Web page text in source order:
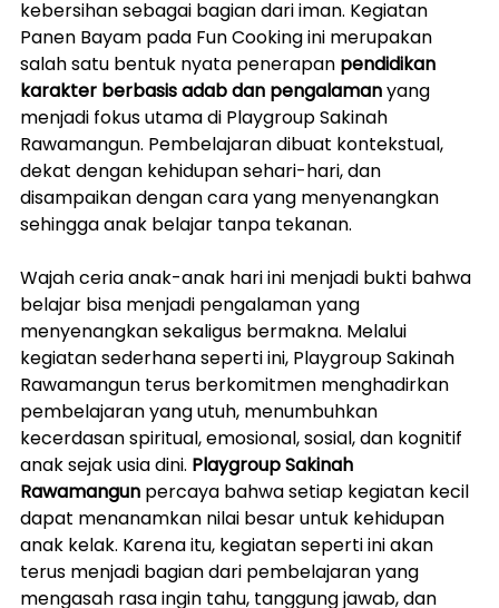
kebersihan sebagai bagian dari iman. Kegiatan
Panen Bayam pada Fun Cooking ini merupakan
salah satu bentuk nyata penerapan pendidikan
karakter berbasis adab dan pengalaman yang
menjadi fokus utama di Playgroup Sakinah
Rawamangun. Pembelajaran dibuat kontekstual,
dekat dengan kehidupan sehari-hari, dan
disampaikan dengan cara yang menyenangkan
sehingga anak belajar tanpa tekanan.
Wajah ceria anak-anak hari ini menjadi bukti bahwa
belajar bisa menjadi pengalaman yang
menyenangkan sekaligus bermakna. Melalui
kegiatan sederhana seperti ini, Playgroup Sakinah
Rawamangun terus berkomitmen menghadirkan
pembelajaran yang utuh, menumbuhkan
kecerdasan spiritual, emosional, sosial, dan kognitif
anak sejak usia dini. Playgroup Sakinah
Rawamangun percaya bahwa setiap kegiatan kecil
dapat menanamkan nilai besar untuk kehidupan
anak kelak. Karena itu, kegiatan seperti ini akan
terus menjadi bagian dari pembelajaran yang
mengasah rasa ingin tahu, tanggung jawab, dan